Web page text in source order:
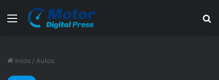
Menú
Inicio / Autos